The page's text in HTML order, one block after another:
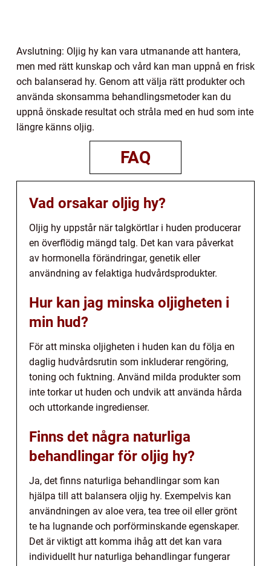
Avslutning: Oljig hy kan vara utmanande att hantera,
men med rätt kunskap och vård kan man uppnå en frisk
och balanserad hy. Genom att välja rätt produkter och
använda skonsamma behandlingsmetoder kan du
uppnå önskade resultat och stråla med en hud som inte
längre känns oljig.
FAQ
Vad orsakar oljig hy?
Oljig hy uppstår när talgkörtlar i huden producerar
en överflödig mängd talg. Det kan vara påverkat
av hormonella förändringar, genetik eller
användning av felaktiga hudvårdsprodukter.
Hur kan jag minska oljigheten i
min hud?
För att minska oljigheten i huden kan du följa en
daglig hudvårdsrutin som inkluderar rengöring,
toning och fuktning. Använd milda produkter som
inte torkar ut huden och undvik att använda hårda
och uttorkande ingredienser.
Finns det några naturliga
behandlingar för oljig hy?
Ja, det finns naturliga behandlingar som kan
hjälpa till att balansera oljig hy. Exempelvis kan
användningen av aloe vera, tea tree oil eller grönt
te ha lugnande och porförminskande egenskaper.
Det är viktigt att komma ihåg att det kan vara
individuellt hur naturliga behandlingar fungerar